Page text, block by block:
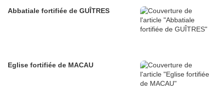
Abbatiale fortifiée de GUÎTRES
Eglise fortifiée de MACAU